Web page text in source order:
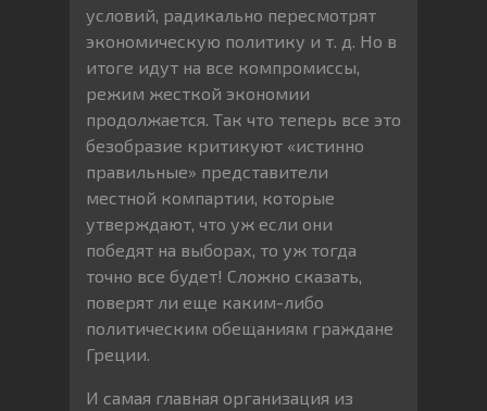
условий, радикально пересмотрят
экономическую политику и т. д. Но в
итоге идут на все компромиссы,
режим жесткой экономии
продолжается. Так что теперь все это
безобразие критикуют «истинно
правильные» представители
местной компартии, которые
утверждают, что уж если они
победят на выборах, то уж тогда
точно все будет! Сложно сказать,
поверят ли еще каким-либо
политическим обещаниям граждане
Греции.
И самая главная организация из